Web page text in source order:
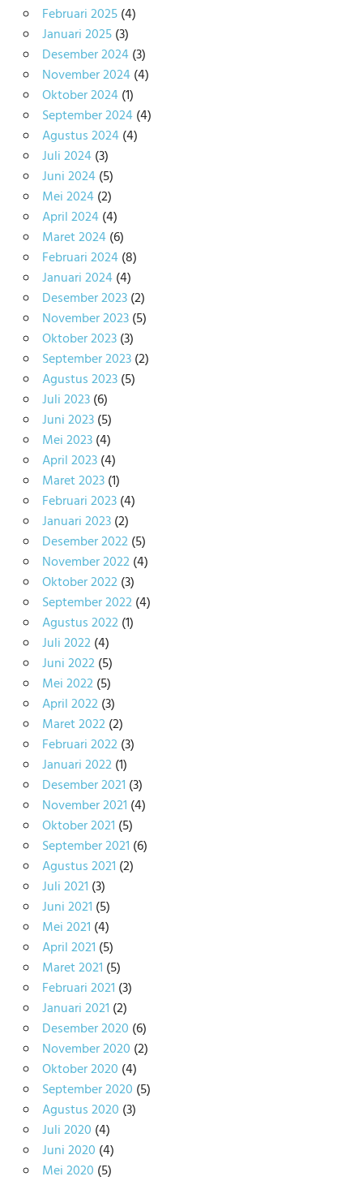
Februari 2025(4)
Januari 2025(3)
Desember 2024(3)
November 2024(4)
Oktober 2024(1)
September 2024(4)
Agustus 2024(4)
Juli 2024(3)
Juni 2024(5)
Mei 2024(2)
April 2024(4)
Maret 2024(6)
Februari 2024(8)
Januari 2024(4)
Desember 2023(2)
November 2023(5)
Oktober 2023(3)
September 2023(2)
Agustus 2023(5)
Juli 2023(6)
Juni 2023(5)
Mei 2023(4)
April 2023(4)
Maret 2023(1)
Februari 2023(4)
Januari 2023(2)
Desember 2022(5)
November 2022(4)
Oktober 2022(3)
September 2022(4)
Agustus 2022(1)
Juli 2022(4)
Juni 2022(5)
Mei 2022(5)
April 2022(3)
Maret 2022(2)
Februari 2022(3)
Januari 2022(1)
Desember 2021 (3)
November 2021 (4)
Oktober 2021 (5)
September 2021 (6)
Agustus 2021 (2)
Juli 2021 (3)
Juni 2021 (5)
Mei 2021 (4)
April 2021 (5)
Maret 2021 (5)
Februari 2021 (3)
Januari 2021 (2)
Desember 2020 (6)
November 2020 (2)
Oktober 2020 (4)
September 2020 (5)
Agustus 2020 (3)
Juli 2020 (4)
Juni 2020 (4)
Mei 2020 (5)